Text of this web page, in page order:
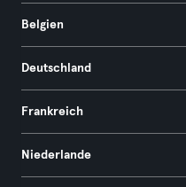
Belgien
Deutschland
Frankreich
Niederlande